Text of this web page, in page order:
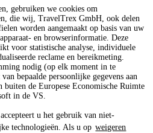
gebruiken we cookies om
die wij, TravelTrex GmbH, ook delen
worden aangemaakt op basis van uw
en browserinformatie. Deze
voor statistische analyse, individuele
reclame en bereikmeting.
nodig (op elk moment in te
bepaalde persoonlijke gegevens aan
buiten de Europese Economische Ruimte
in de VS.
u het gebruik van niet-
technologieën. Als u op weigeren